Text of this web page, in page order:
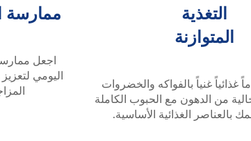
التغذية
المتوازنة
غذائياً غنياً بالفواكه والخضروات
من الدهون مع الحبوب الكاملة
بالعناصر الغذائية الأساسية.
ممارسة
اجعل
اليومي